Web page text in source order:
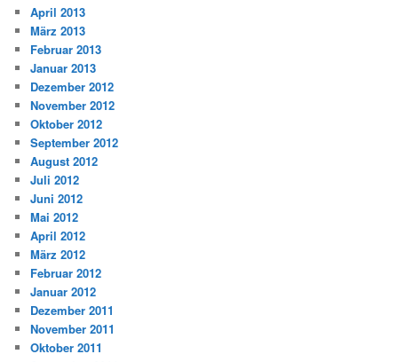
April 2013
März 2013
Februar 2013
Januar 2013
Dezember 2012
November 2012
Oktober 2012
September 2012
August 2012
Juli 2012
Juni 2012
Mai 2012
April 2012
März 2012
Februar 2012
Januar 2012
Dezember 2011
November 2011
Oktober 2011